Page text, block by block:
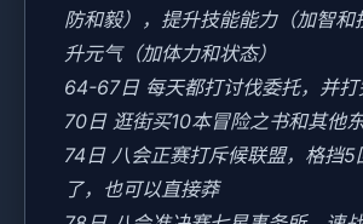
防和毅），提升技能能力（加智和
升元气（加体力和状态）
64-67日 每天都打讨伐委托，并打
70日 逛街买10本冒险之书和其他
74日 八会正赛打斥候联盟，格挡5
了，也可以直接莽